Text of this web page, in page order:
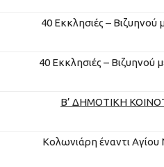
40 Εκκλησιές – Βιζυηνού
40 Εκκλησιές – Βιζυηνού
Β’ ΔΗΜΟΤΙΚΗ
Κολωνιάρη έναντι Αγίου